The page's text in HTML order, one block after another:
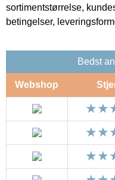
sortimentstørrelse,
betingelser,
Bedst
Webshop